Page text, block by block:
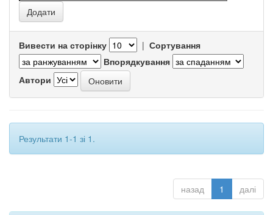
Вивести на сторінку | Сортування
Впорядкування
Автори
Результати 1-1 зі 1.
назад 1 далі